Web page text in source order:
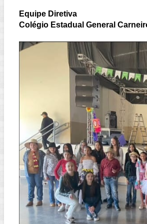
Equipe Diretiva
Colégio Estadual General